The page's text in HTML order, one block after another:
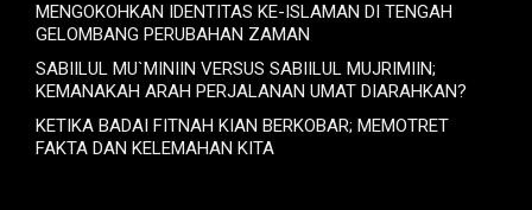
MENGOKOHKAN IDENTITAS KE-ISLAMAN DI TENGAH
GELOMBANG PERUBAHAN ZAMAN
SABIILUL MU`MINIIN VERSUS SABIILUL MUJRIMIIN;
KEMANAKAH ARAH PERJALANAN UMAT DIARAHKAN?
KETIKA BADAI FITNAH KIAN BERKOBAR; MEMOTRET
FAKTA DAN KELEMAHAN KITA